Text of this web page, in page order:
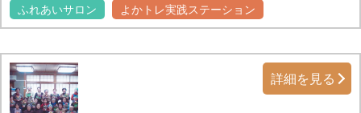
ふれあいサロン よかトレ実践ステーション
詳細を見る